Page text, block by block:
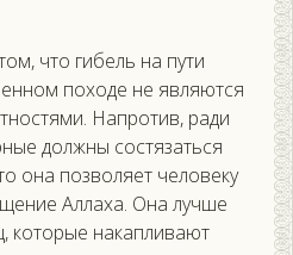
что гибель на пути
походе не являются
Напротив, ради
должны состязаться
она позволяет человеку
Аллаха. Она лучше
которые накапливают